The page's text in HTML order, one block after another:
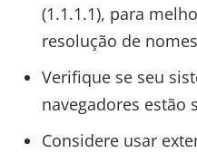
(1.1.1.1), para
resolução de
Verifique se seu
navegadores estão
Considere usar